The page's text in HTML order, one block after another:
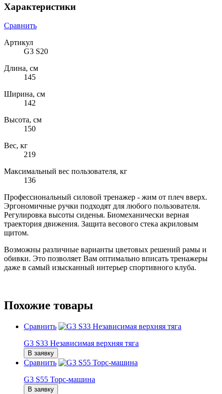
Характеристики
Сравнить
Артикул
G3 S20
Длина, см
145
Ширина, см
142
Высота, см
150
Вес, кг
219
Максимальный вес пользователя, кг
136
Профессиональный силовой тренажер - жим от плеч вверх.
Эргономичные ручки подходят для любого пользователя.
Регулировка высоты сиденья. Биомеханически верная
траектория движения. Защита весового стека акриловым
щитом.
Возможны различные варианты цветовых решений рамы и
обивки. Это позволяет Вам оптимально вписать тренажеры
даже в самый изысканный интерьер спортивного клуба.
Похожие товары
Сравнить
G3 S33 Независимая верхняя тяга
В заявку
Сравнить
G3 S55 Торс-машина
В заявку